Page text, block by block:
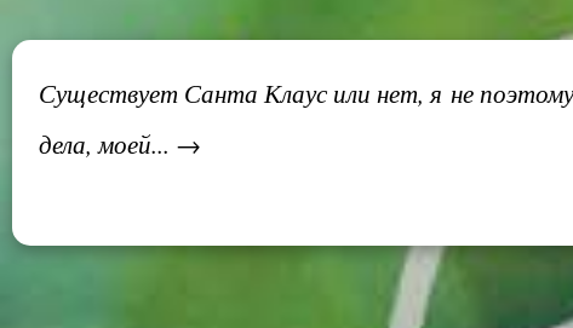
Существует Санта Клаус или нет, я не
дела, моей... →